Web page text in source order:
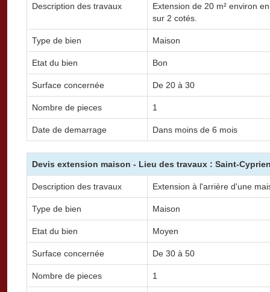
Description des travaux
Extension de 20 m² environ
sur 2 cotés.
Type de bien Maison
Etat du bien Bon
Surface concernée De 20 à 30
Nombre de pieces 1
Date de demarrage Dans moins de 6 mois
Devis extension maison - Lieu des travaux : Saint-
Description des travaux Extension à l'arrière d'une
Type de bien Maison
Etat du bien Moyen
Surface concernée De 30 à 50
Nombre de pieces 1